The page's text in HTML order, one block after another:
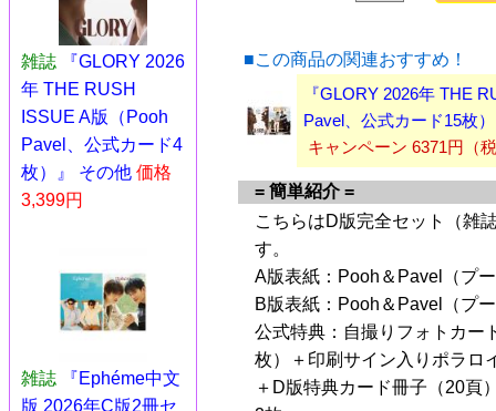
雑誌
『GLORY 2026
年 THE RUSH
ISSUE A版（Pooh
Pavel、公式カード4
枚）』 その他 価格
3,399円
雑誌
『Ephéme中文
版 2026年C版2冊セ
■この商品の関連おすすめ！
『GLORY 2026年 THE
Pavel、公式カード15枚
キャンペーン 6371円（
= 簡単紹介 =
こちらはD版完全セット（雑
す。
A版表紙：Pooh＆Pavel（プ
B版表紙：Pooh＆Pavel（プ
公式特典：自撮りフォトカー
枚）＋印刷サイン入りポラロ
＋D版特典カード冊子（20頁